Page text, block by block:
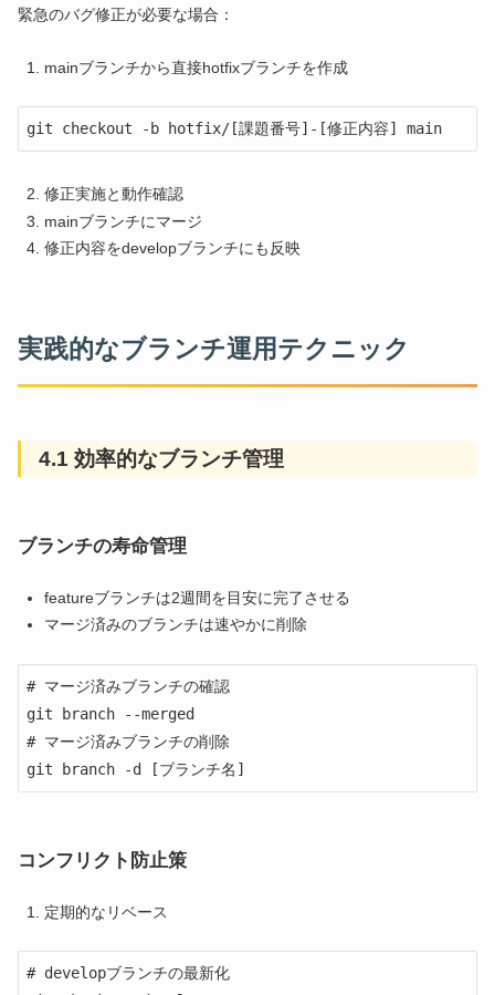
緊急のバグ修正が必要な場合：
mainブランチから直接hotfixブランチを作成
git checkout -b hotfix/[課題番号]-[修正内容] main
修正実施と動作確認
mainブランチにマージ
修正内容をdevelopブランチにも反映
実践的なブランチ運用テクニック
4.1 効率的なブランチ管理
ブランチの寿命管理
featureブランチは2週間を目安に完了させる
マージ済みのブランチは速やかに削除
# マージ済みブランチの確認
git branch --merged
# マージ済みブランチの削除
git branch -d [ブランチ名]
コンフリクト防止策
定期的なリベース
# developブランチの最新化